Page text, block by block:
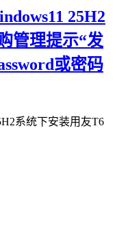
25H2
管理提示“发
或密码
系统下安装用友T6